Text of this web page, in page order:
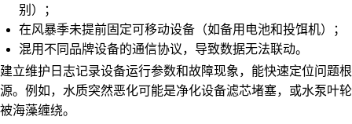
别）；
在风暴季未提前固定可移动设备（如备用电池和投饵机）；
混用不同品牌设备的通信协议，导致数据无法联动。
建立维护日志记录设备运行参数和故障现象，能快速定位问题根
源。例如，水质突然恶化可能是净化设备滤芯堵塞，或水泵叶轮
被海藻缠绕。